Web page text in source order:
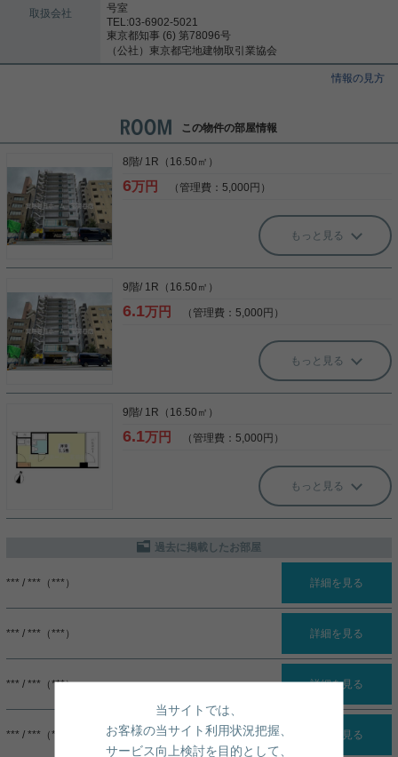
取扱会社
号室
TEL:03-6902-5021
東京都知事 (6) 第78096号
（公社）東京都宅地建物取引業協会
情報の見方
この物件の部屋情報
8階/ 1R（16.50㎡）
6万円 （管理費：5,000円）
もっと見る
9階/ 1R（16.50㎡）
6.1万円 （管理費：5,000円）
もっと見る
9階/ 1R（16.50㎡）
6.1万円 （管理費：5,000円）
もっと見る
過去に掲載したお部屋
*** / ***（***） 詳細を見る
*** / ***（***） 詳細を見る
*** / ***（***） 詳細を見る
*** / ***（***） 詳細を見る
当サイトでは、
お客様の当サイト利用状況把握、
サービス向上検討を目的として、